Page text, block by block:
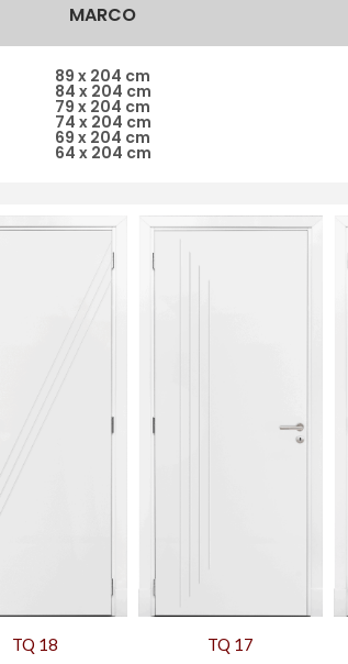
MARCO
89 x 204 cm
84 x 204 cm
79 x 204 cm
74 x 204 cm
69 x 204 cm
64 x 204 cm
TQ 18 TQ 17